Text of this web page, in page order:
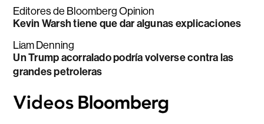
Editores de Bloomberg Opinion
Kevin Warsh tiene que dar algunas explicaciones
Liam Denning
Un Trump acorralado podría volverse contra las
grandes petroleras